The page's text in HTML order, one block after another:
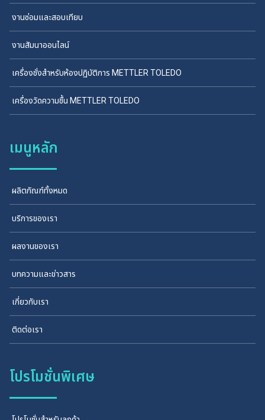
งานซ่อมและสอบเทียบ
งานสัมนาออนไลน์
เครื่องชั่งสำหรับห้องปฏิบัติการ METTLER TOLEDO
เครื่องวัดความชื้น METTLER TOLEDO
เมนูหลัก
ผลิตภัณฑ์ทั้งหมด
บริการของเรา
ผลงานของเรา
บทความและข่าวสาร
เกี่ยวกับเรา
ติดต่อเรา
โปรโมชั่นพิเศษ